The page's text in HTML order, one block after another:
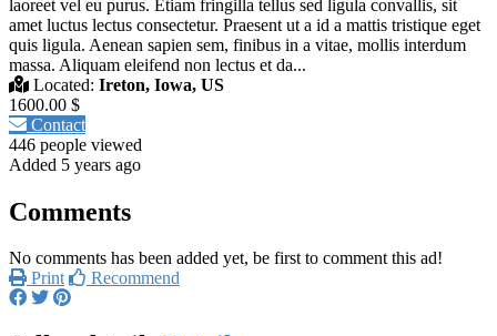
laoreet vel eu purus. Etiam fringilla tellus sed ligula convallis, sit
amet luctus lectus consectetur. Praesent ut a id a mattis tristique eget
quis ligula. Aenean sapien sem, finibus in a vitae, mollis interdum
massa. Aliquam eleifend non lectus et da...
Located: Ireton, Iowa, US
1600.00 $
Contact
446 people viewed
Added 5 years ago
Comments
No comments has been added yet, be first to comment this ad!
Print
Recommend